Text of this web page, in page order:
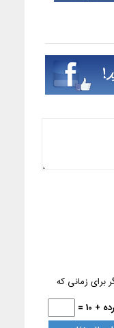
برای زمانی که
+ 10 =